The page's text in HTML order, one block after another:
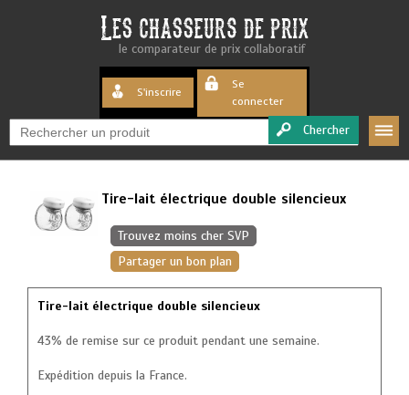
le comparateur de prix collaboratif
Chercher
S'inscrire
Se
connecter
Tire-lait électrique double silencieux
Trouvez moins cher SVP
Partager un bon plan
Tire-lait électrique double silencieux
43% de remise sur ce produit pendant une semaine.
Expédition depuis la France.